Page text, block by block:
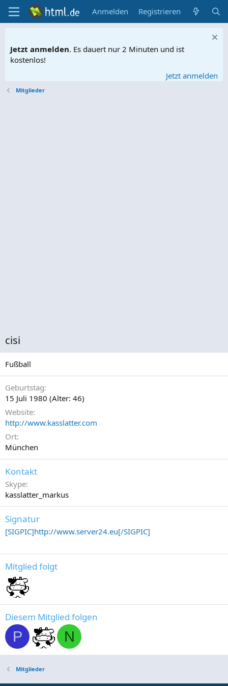
Anmelden Registrieren
Jetzt anmelden. Es dauert nur 2 Minuten und ist
kostenlos!
Jetzt anmelden
Mitglieder
cisi
Fußball
Geburtstag
15 Juli 1980 (Alter: 46)
Website
http://www.kasslatter.com
Ort
München
Kontakt
Skype
kasslatter_markus
Signatur
[SIGPIC]http://www.server24.eu[/SIGPIC]
Mitglied folgt
Diesem Mitglied folgen
P N
Mitglieder